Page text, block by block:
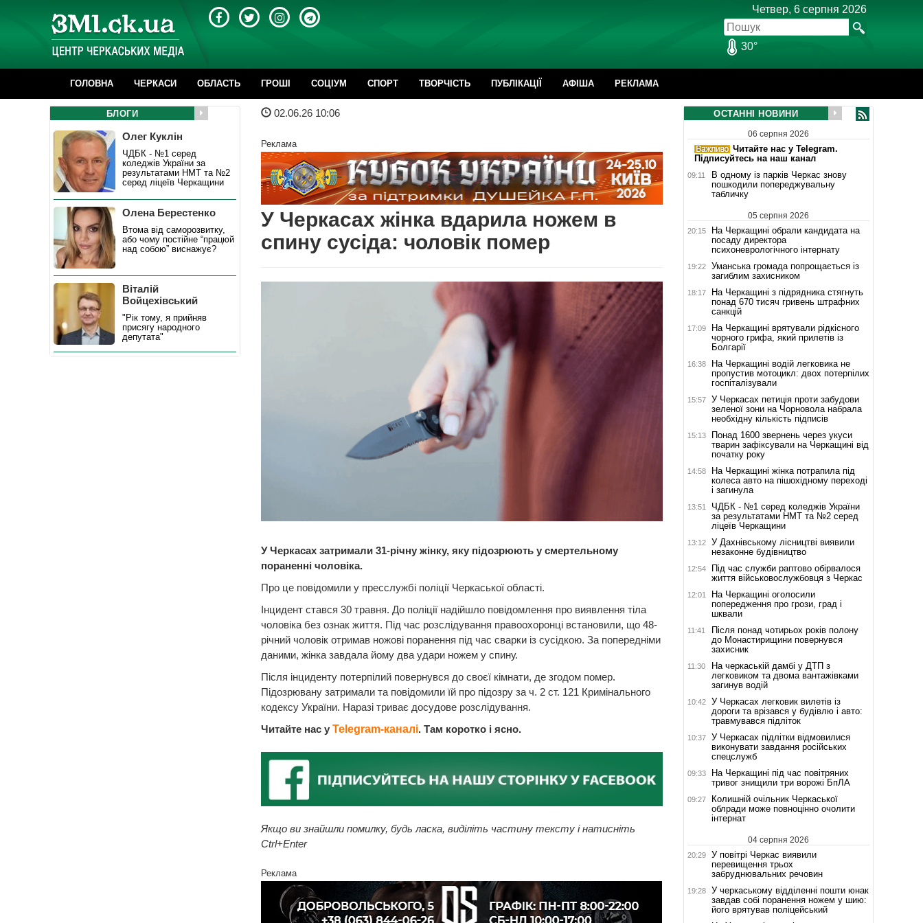
Четвер, 6 серпня 2026
30°
ГОЛОВНА ЧЕРКАСИ ОБЛАСТЬ ГРОШІ CОЦІУМ СПОРТ ТВОРЧІСТЬ ПУБЛІКАЦІЇ АФІША РЕКЛАМА
02.06.26 10:06
Реклама
У Черкасах жінка вдарила ножем в
спину сусіда: чоловік помер
У Черкасах затримали 31-річну жінку, яку підозрюють у смертельному
пораненні чоловіка.
Про це повідомили у пресслужбі поліції Черкаської області.
Інцидент стався 30 травня. До поліції надійшло повідомлення про виявлення тіла
чоловіка без ознак життя. Під час розслідування правоохоронці встановили, що 48-
річний чоловік отримав ножові поранення під час сварки із сусідкою. За попередніми
даними, жінка завдала йому два удари ножем у спину.
Після інциденту потерпілий повернувся до своєї кімнати, де згодом помер.
Підозрювану затримали та повідомили їй про підозру за ч. 2 ст. 121 Кримінального
кодексу України. Наразі триває досудове розслідування.
Читайте нас у Telegram-каналі. Там коротко і ясно.
Якщо ви знайшли помилку, будь ласка, виділіть частину тексту і натисніть
Ctrl+Enter
Реклама
БЛОГИ
Олег Куклін
ЧДБК - №1 серед
коледжів України за
результатами НМТ та №2
серед ліцеїв Черкащини
Олена Берестенко
Втома від саморозвитку,
або чому постійне “працюй
над собою” виснажує?
Віталій
Войцехівський
"Рік тому, я прийняв
присягу народного
депутата"
ОСТАННІ НОВИНИ
06 серпня 2026
Читайте нас у Telegram.
Підписуйтесь на наш канал
09:11
В одному із парків Черкас знову
пошкодили попереджувальну
табличку
05 серпня 2026
20:15
На Черкащині обрали кандидата на
посаду директора
психоневрологічного інтернату
19:22
Уманська громада попрощається із
загиблим захисником
18:17
На Черкащині з підрядника стягнуть
понад 670 тисяч гривень штрафних
санкцій
17:09
На Черкащині врятували рідкісного
чорного грифа, який прилетів із
Болгарії
16:38
На Черкащині водій легковика не
пропустив мотоцикл: двох потерпілих
госпіталізували
15:57
У Черкасах петиція проти забудови
зеленої зони на Чорновола набрала
необхідну кількість підписів
15:13
Понад 1600 звернень через укуси
тварин зафіксували на Черкащині від
початку року
14:58
На Черкащині жінка потрапила під
колеса авто на пішохідному переході
і загинула
13:51
ЧДБК - №1 серед коледжів України
за результатами НМТ та №2 серед
ліцеїв Черкащини
13:12
У Дахнівському лісництві виявили
незаконне будівництво
12:54
Під час служби раптово обірвалося
життя військовослужбовця з Черкас
12:01
На Черкащині оголосили
попередження про грози, град і
шквали
11:41
Після понад чотирьох років полону
до Монастирищини повернувся
захисник
11:30
На черкаській дамбі у ДТП з
легковиком та двома вантажівками
загинув водій
10:42
У Черкасах легковик вилетів із
дороги та врізався у будівлю і авто:
травмувався підліток
10:37
У Черкасах підлітки відмовилися
виконувати завдання російських
спецслужб
09:33
На Черкащині під час повітряних
тривог знищили три ворожі БпЛА
09:27
Колишній очільник Черкаської
облради може повноцінно очолити
інтернат
04 серпня 2026
20:29
У повітрі Черкас виявили
перевищення трьох
забруднювальних речовин
19:28
У черкаському відділенні пошти юнак
завдав собі поранення ножем у шию:
його врятував поліцейський